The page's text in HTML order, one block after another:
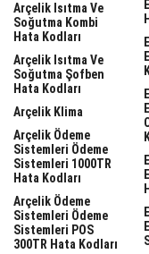
Arçelik Isıtma Ve
Soğutma Kombi
Hata Kodları
Arçelik Isıtma Ve
Soğutma Şofben
Hata Kodları
Arçelik Klima
Arçelik Ödeme
Sistemleri Ödeme
Sistemleri 1000TR
Hata Kodları
Arçelik Ödeme
Sistemleri Ödeme
Sistemleri POS
300TR Hata Kodları